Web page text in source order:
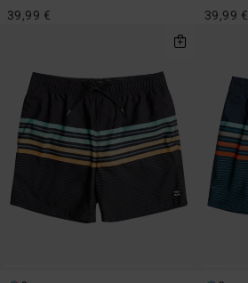
39,99 € 39,99 €